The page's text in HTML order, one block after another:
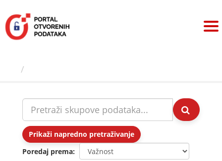
sadržaj
Prikaži napredno pretraživanje
Poredaj prema